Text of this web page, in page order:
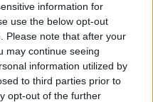
information for
use the below opt-out
Please note that after your
may continue seeing
information utilized by
to third parties prior to
opt-out of the further
60.000
Spanias
Sánchez